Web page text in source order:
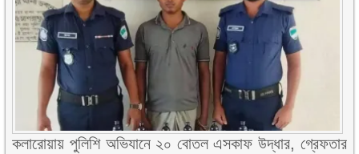
কলারোয়ায় পুলিশি অভিযানে ২০ বোতল এসকাফ উদ্ধার, গ্রেফতার